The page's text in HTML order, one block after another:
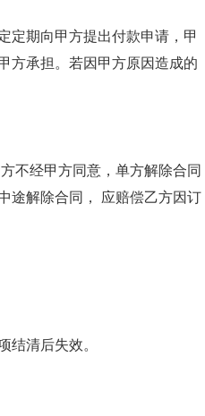
定期向甲方提出付款申请，甲
方承担。若因甲方原因造成的
不经甲方同意，单方解除合同
途解除合同， 应赔偿乙方因订
结清后失效。